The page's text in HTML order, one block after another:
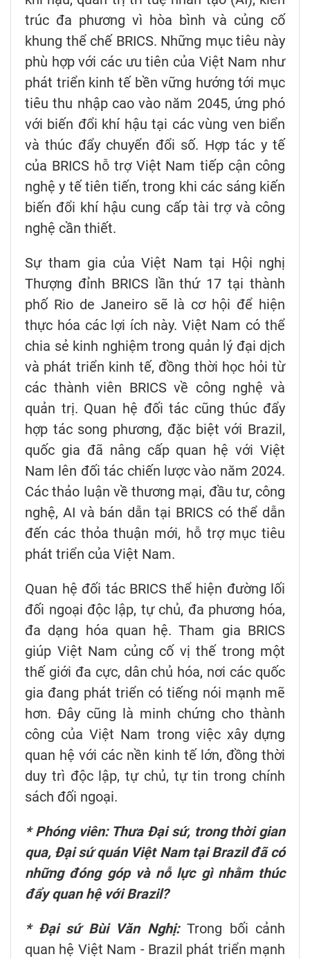
trúc đa phương vì hòa bình và củng cố
khung thể chế BRICS. Những mục tiêu này
phù hợp với các ưu tiên của Việt Nam như
phát triển kinh tế bền vững hướng tới mục
tiêu thu nhập cao vào năm 2045, ứng phó
với biến đổi khí hậu tại các vùng ven biển
và thúc đẩy chuyển đổi số. Hợp tác y tế
của BRICS hỗ trợ Việt Nam tiếp cận công
nghệ y tế tiên tiến, trong khi các sáng kiến
biến đổi khí hậu cung cấp tài trợ và công
nghệ cần thiết.
Sự tham gia của Việt Nam tại Hội nghị
Thượng đỉnh BRICS lần thứ 17 tại thành
phố Rio de Janeiro sẽ là cơ hội để hiện
thực hóa các lợi ích này. Việt Nam có thể
chia sẻ kinh nghiệm trong quản lý đại dịch
và phát triển kinh tế, đồng thời học hỏi từ
các thành viên BRICS về công nghệ và
quản trị. Quan hệ đối tác cũng thúc đẩy
hợp tác song phương, đặc biệt với Brazil,
quốc gia đã nâng cấp quan hệ với Việt
Nam lên đối tác chiến lược vào năm 2024.
Các thảo luận về thương mại, đầu tư, công
nghệ, AI và bán dẫn tại BRICS có thể dẫn
đến các thỏa thuận mới, hỗ trợ mục tiêu
phát triển của Việt Nam.
Quan hệ đối tác BRICS thể hiện đường lối
đối ngoại độc lập, tự chủ, đa phương hóa,
đa dạng hóa quan hệ. Tham gia BRICS
giúp Việt Nam củng cố vị thế trong một
thế giới đa cực, dân chủ hóa, nơi các quốc
gia đang phát triển có tiếng nói mạnh mẽ
hơn. Đây cũng là minh chứng cho thành
công của Việt Nam trong việc xây dựng
quan hệ với các nền kinh tế lớn, đồng thời
duy trì độc lập, tự chủ, tự tin trong chính
sách đối ngoại.
* Phóng viên: Thưa Đại sứ, trong thời gian
qua, Đại sứ quán Việt Nam tại Brazil đã có
những đóng góp và nỗ lực gì nhằm thúc
đẩy quan hệ với Brazil?
* Đại sứ Bùi Văn Nghị:Trong bối cảnh
quan hệ Việt Nam - Brazil phát triển mạnh